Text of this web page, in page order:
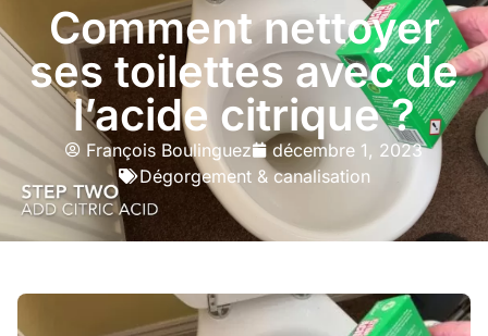
Comment nettoyer
ses toilettes avec de
l’acide citrique ?
François Boulinguez
décembre 1, 2023
Dégorgement & canalisation